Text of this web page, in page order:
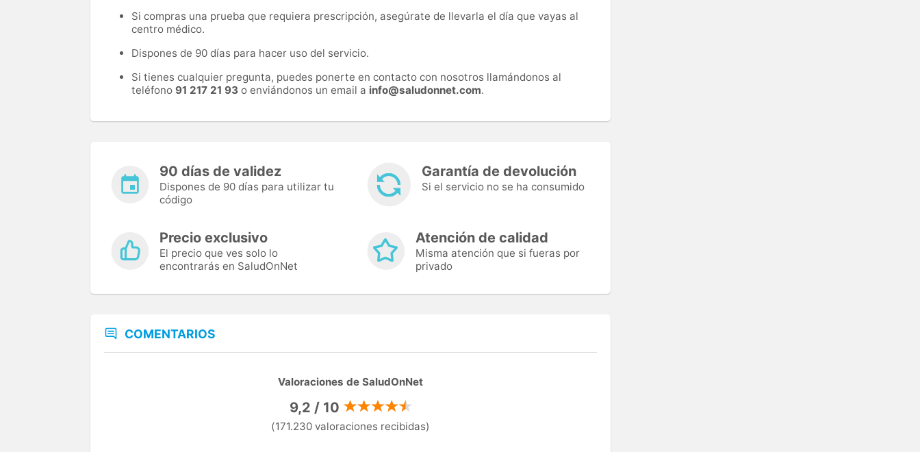
Si compras una prueba que requiera prescripción, asegúrate de llevarla el día que vayas al
centro médico.
Dispones de 90 días para hacer uso del servicio.
Si tienes cualquier pregunta, puedes ponerte en contacto con nosotros llamándonos al
teléfono 91 217 21 93 o enviándonos un email a info@saludonnet.com.
90 días de validez
Dispones de 90 días para utilizar tu
código
Garantía de devolución
Si el servicio no se ha consumido
Precio exclusivo
El precio que ves solo lo
encontrarás en SaludOnNet
Atención de calidad
Misma atención que si fueras por
privado
COMENTARIOS
Valoraciones de SaludOnNet
9,2 / 10
(171.230 valoraciones recibidas)